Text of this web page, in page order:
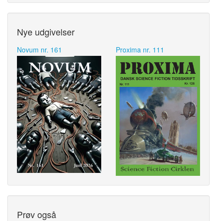
Nye udgivelser
Novum nr. 161 Proxima nr. 111
Prøv også